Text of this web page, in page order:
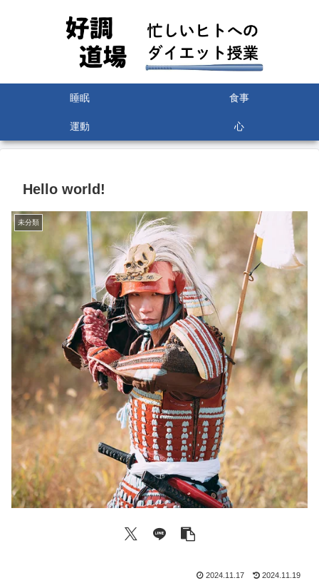
睡眠 食事
運動 心
Hello world!
未分類
2024.11.17 2024.11.19